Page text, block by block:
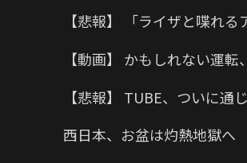
【悲報】 「ライザと喋れ
【動画】 かもしれない運転
【悲報】 TUBE、ついに通
西日本、お盆は灼熱地獄